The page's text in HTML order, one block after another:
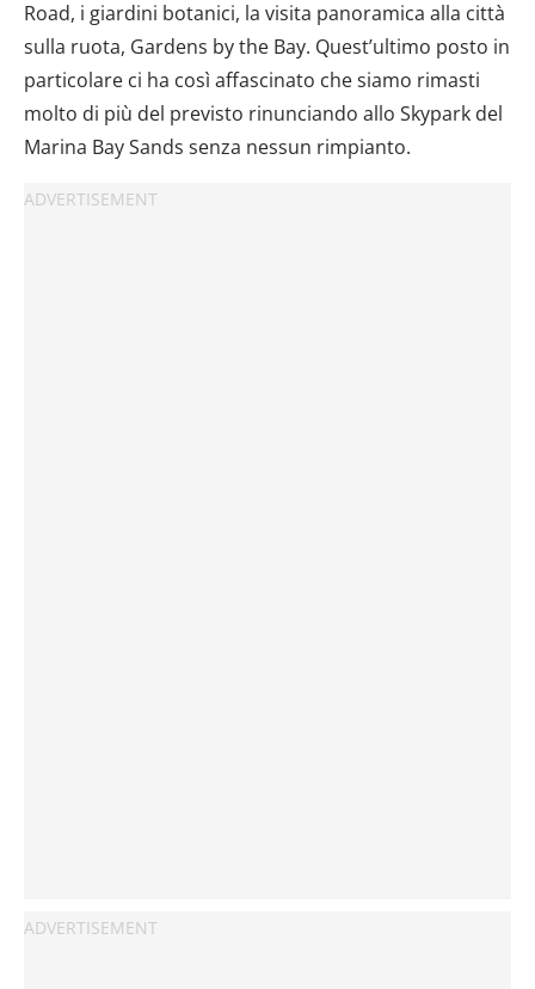
Road, i giardini botanici, la visita panoramica alla città
sulla ruota, Gardens by the Bay. Quest’ultimo posto in
particolare ci ha così affascinato che siamo rimasti
molto di più del previsto rinunciando allo Skypark del
Marina Bay Sands senza nessun rimpianto.